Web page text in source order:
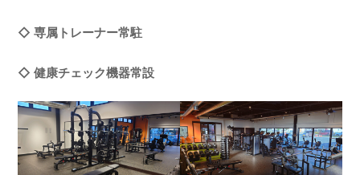
◇ 専属トレーナー常駐
◇ 健康チェック機器常設